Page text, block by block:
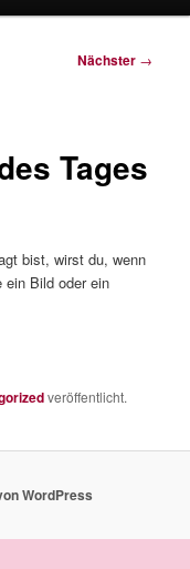
Nächster →
Tages
bist, wirst du, wenn
ein Bild oder ein
veröffentlicht.
WordPress